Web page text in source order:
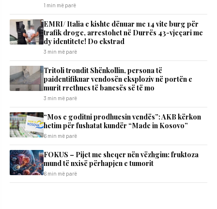
1 min më parë
EMRI/ Italia e kishte dënuar me 14 vite burg për
trafik droge, arrestohet në Durrës 43-vjeçari me
dy identitete! Do ekstrad
3 min më parë
Tritoli trondit Shënkollin, persona të
paidentifikuar vendosën eksploziv në portën e
murit rrethues të banesës së të mo
3 min më parë
“Mos e goditni prodhuesin vendës”: AKB kërkon
hetim për fushatat kundër “Made in Kosovo”
6 min më parë
FOKUS – Pijet me sheqer nën vëzhgim: fruktoza
mund të nxisë përhapjen e tumorit
6 min më parë